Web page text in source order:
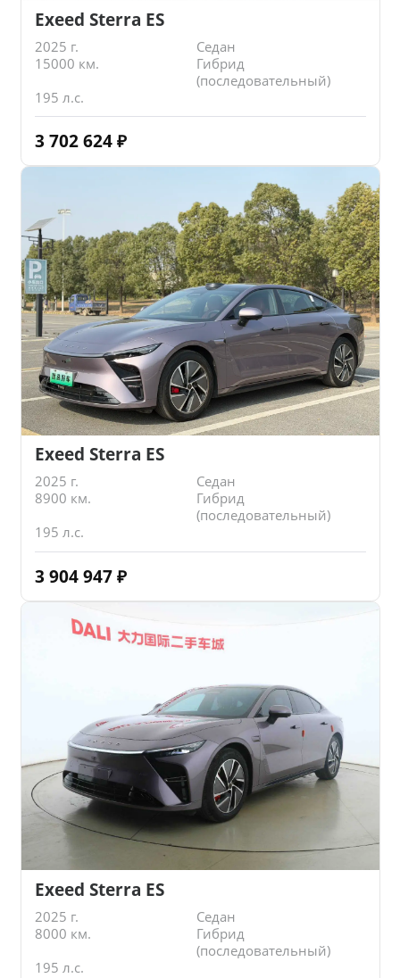
Exeed Sterra ES
2025 г.
Седан
15000 км.
Гибрид
(последовательный)
195 л.с.
3 702 624 ₽
Exeed Sterra ES
2025 г.
Седан
8900 км.
Гибрид
(последовательный)
195 л.с.
3 904 947 ₽
Exeed Sterra ES
2025 г.
Седан
8000 км.
Гибрид
(последовательный)
195 л.с.